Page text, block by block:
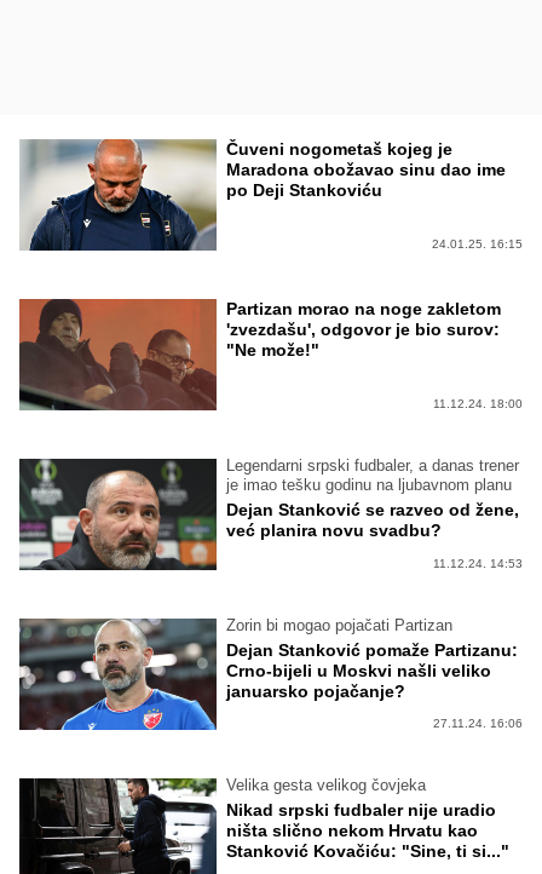
Čuveni nogometaš kojeg je
Maradona obožavao sinu dao ime
po Deji Stankoviću
24.01.25. 16:15
Partizan morao na noge zakletom
'zvezdašu', odgovor je bio surov:
"Ne može!"
11.12.24. 18:00
Legendarni srpski fudbaler, a danas trener
je imao tešku godinu na ljubavnom planu
Dejan Stanković se razveo od žene,
već planira novu svadbu?
11.12.24. 14:53
Zorin bi mogao pojačati Partizan
Dejan Stanković pomaže Partizanu:
Crno-bijeli u Moskvi našli veliko
januarsko pojačanje?
27.11.24. 16:06
Velika gesta velikog čovjeka
Nikad srpski fudbaler nije uradio
ništa slično nekom Hrvatu kao
Stanković Kovačiću: "Sine, ti si..."